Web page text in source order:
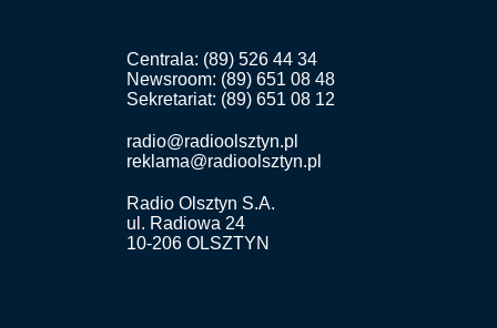
Centrala: (89) 526 44 34
Newsroom: (89) 651 08 48
Sekretariat: (89) 651 08 12
radio@radioolsztyn.pl
reklama@radioolsztyn.pl
Radio Olsztyn S.A.
ul. Radiowa 24
10-206 OLSZTYN